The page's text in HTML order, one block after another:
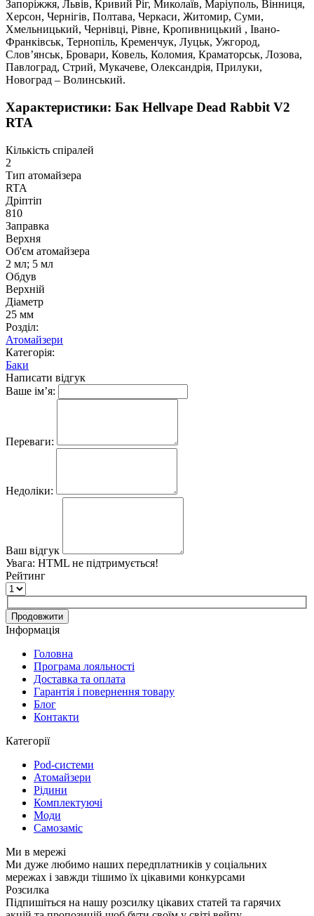
Запоріжжя, Львів, Кривий Ріг, Миколаїв, Маріуполь, Вінниця,
Херсон, Чернігів, Полтава, Черкаси, Житомир, Суми,
Хмельницький, Чернівці, Рівне, Кропивницький , Івано-
Франківськ, Тернопіль, Кременчук, Луцьк, Ужгород,
Слов’янськ, Бровари, Ковель, Коломия, Краматорськ, Лозова,
Павлоград, Стрий, Мукачеве, Олександрія, Прилуки,
Новоград – Волинський.
Характеристики: Бак Hellvape Dead Rabbit V2
RTA
Кількість спіралей
2
Тип атомайзера
RTA
Дріптіп
810
Заправка
Верхня
Об'єм атомайзера
2 мл; 5 мл
Обдув
Верхній
Діаметр
25 мм
Розділ:
Атомайзери
Категорія:
Баки
Написати відгук
Ваше ім’я:
Переваги:
Недоліки:
Ваш відгук
Увага: HTML не підтримується!
Рейтинг
Продовжити
Інформація
Головна
Програма лояльності
Доставка та оплата
Гарантія і повернення товару
Блог
Контакти
Категорії
Pod-системи
Атомайзери
Рідини
Комплектуючі
Моди
Самозаміс
Ми в мережі
Ми дуже любимо наших передплатників у соціальних
мережах і завжди тішимо їх цікавими конкурсами
Розсилка
Підпишіться на нашу розсилку цікавих статей та гарячих